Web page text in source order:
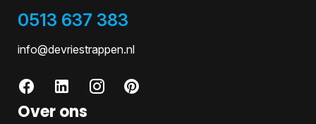
Over ons
0513 637 383
info@devriestrappen.nl